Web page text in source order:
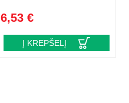
6,53 €
Į KREPŠELĮ